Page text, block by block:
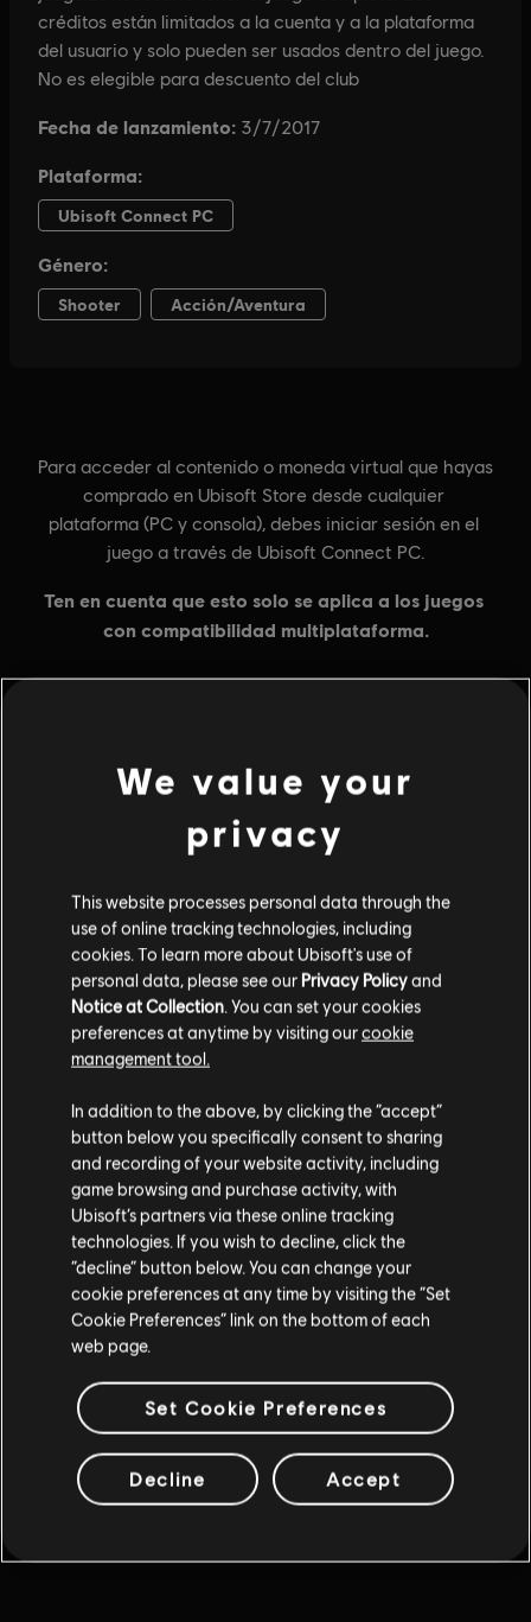
Contenido adicional
DLC
Ghost Recon Wildlands
1700 GR Credits
$9.99
11530 GR Credits
$49.99
Ghost Recon Wildlands
7285 GR Credits
$34.99
DLC
Ghost Recon Wildlands
3840 GR Credits
$19.99
We value your
privacy
This website processes personal data through the
use of online tracking technologies, including
cookies. To learn more about Ubisoft's use of
personal data, please see our Privacy Policyand
Notice at Collection. You can set your cookies
preferences at anytime by visiting ourcookie
management tool.
In addition to the above, by clicking the “accept”
button below you specifically consent to sharing
and recording of your website activity, including
game browsing and purchase activity, with
Ubisoft’s partners via these online tracking
technologies. If you wish to decline, click the
“decline” button below. You can change your
cookie preferences at any time by visiting the “Set
Cookie Preferences” link on the bottom of each
web page.
Set Cookie Preferences
Decline Accept